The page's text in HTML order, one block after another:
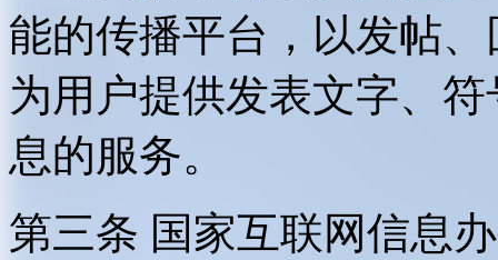
能的传播平台，以发帖
为用户提供发表文字、
息的服务。
第三条 国家互联网信息